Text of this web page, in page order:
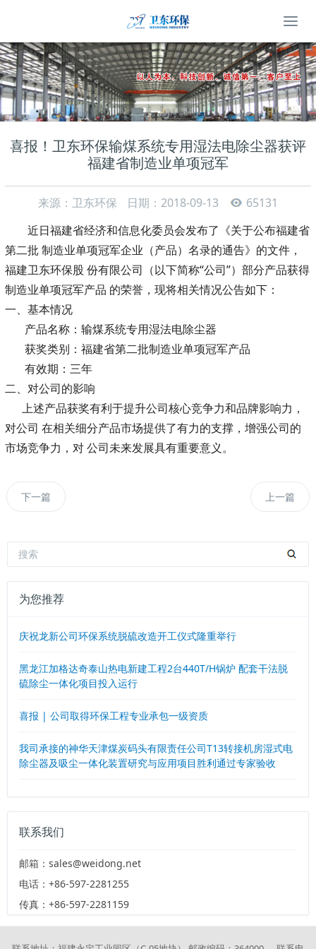
喜报！卫东环保输煤系统专用湿法电除尘器获评
福建省制造业单项冠军
来源：卫东环保 日期：2018-09-13
65131
近日福建省经济和信息化委员会发布了《关于公布福建省
第二批 制造业单项冠军企业（产品）名录的通告》的文件，
福建卫东环保股 份有限公司（以下简称“公司”）部分产品获得
制造业单项冠军产品 的荣誉，现将相关情况公告如下：
一、基本情况
产品名称：输煤系统专用湿法电除尘器
获奖类别：福建省第二批制造业单项冠军产品
有效期：三年
二、对公司的影响
上述产品获奖有利于提升公司核心竞争力和品牌影响力，
对公司 在相关细分产品市场提供了有力的支撑，增强公司的
市场竞争力，对 公司未来发展具有重要意义。
下一篇 上一篇
为您推荐
庆祝龙新公司环保系统脱硫改造开工仪式隆重举行
黑龙江加格达奇泰山热电新建工程2台440T/H锅炉 配套干法脱
硫除尘一体化项目投入运行
喜报 | 公司取得环保工程专业承包一级资质
我司承接的神华天津煤炭码头有限责任公司T13转接机房湿式电
除尘器及吸尘一体化装置研究与应用项目胜利通过专家验收
联系我们
邮箱：sales@weidong.net
电话：+86-597-2281255
传真：+86-597-2281159